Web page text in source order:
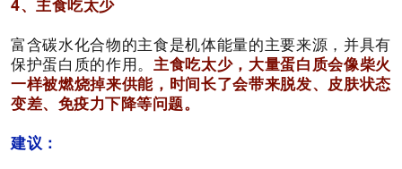
4、主食吃太少
富含碳水化合物的主食是机体能量的主要来源，并具有
保护蛋白质的作用。主食吃太少，大量蛋白质会像柴火
一样被燃烧掉来供能，时间长了会带来脱发、皮肤状态
变差、免疫力下降等问题。
建议：